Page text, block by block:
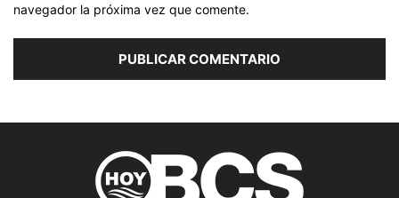
navegador la próxima vez que comente.